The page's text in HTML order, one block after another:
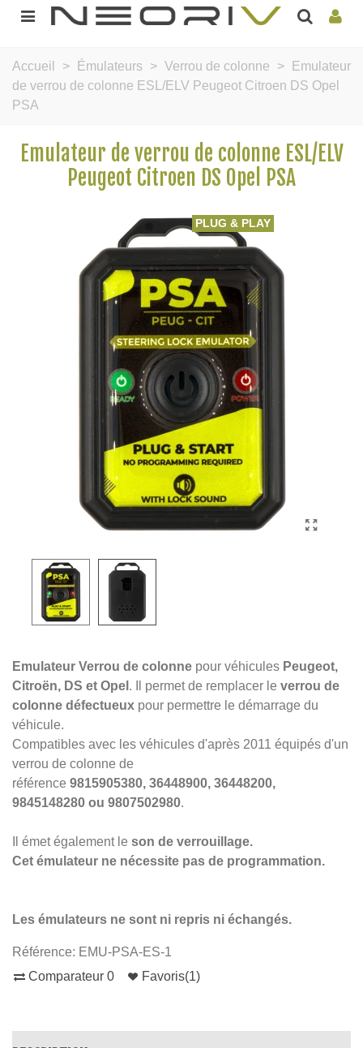
Accueil > Émulateurs > Verrou de colonne >
Emulateur
de verrou de colonne ESL/ELV Peugeot Citroen DS Opel
PSA
Emulateur de verrou de colonne ESL/ELV
Peugeot Citroen DS Opel PSA
PLUG & PLAY
Emulateur Verrou de colonne pour véhicules Peugeot,
Citroën, DS et Opel . Il permet de remplacer le verrou de
colonne défectueux pour permettre le démarrage du
véhicule.
Compatibles avec les véhicules d'après 2011 équipés d'un
verrou de colonne de
référence 9815905380, 36448900, 36448200,
9845148280 ou 9807502980.
Il émet également le son de verrouillage.
Cet émulateur ne nécessite pas de programmation.
Les émulateurs ne sont ni repris ni échangés.
Référence: EMU-PSA-ES-1
Comparateur 0 Favoris(1)